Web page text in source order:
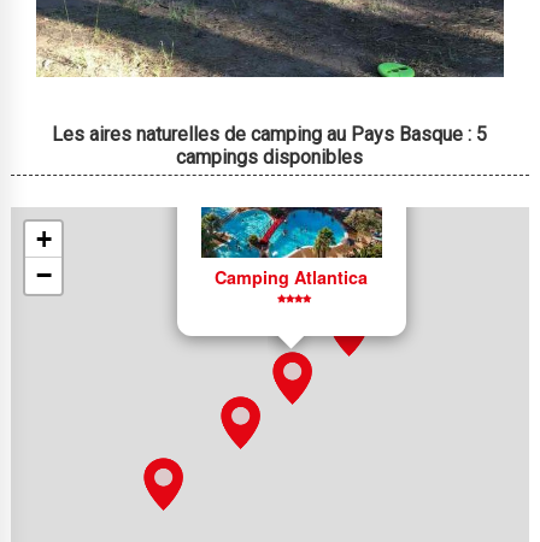
Les aires naturelles de camping au Pays Basque : 5
campings disponibles
Camping Atlantica
+
−